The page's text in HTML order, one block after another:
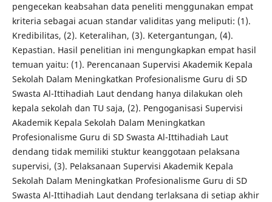
pengecekan keabsahan data peneliti menggunakan empat
kriteria sebagai acuan standar validitas yang meliputi: (1).
Kredibilitas, (2). Keteralihan, (3). Ketergantungan, (4).
Kepastian. Hasil penelitian ini mengungkapkan empat hasil
temuan yaitu: (1). Perencanaan Supervisi Akademik Kepala
Sekolah Dalam Meningkatkan Profesionalisme Guru di SD
Swasta Al-Ittihadiah Laut dendang hanya dilakukan oleh
kepala sekolah dan TU saja, (2). Pengoganisasi Supervisi
Akademik Kepala Sekolah Dalam Meningkatkan
Profesionalisme Guru di SD Swasta Al-Ittihadiah Laut
dendang tidak memiliki stuktur keanggotaan pelaksana
supervisi, (3). Pelaksanaan Supervisi Akademik Kepala
Sekolah Dalam Meningkatkan Profesionalisme Guru di SD
Swasta Al-Ittihadiah Laut dendang terlaksana di setiap akhir